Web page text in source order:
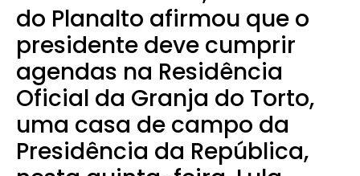
do Planalto afirmou que o
presidente deve cumprir
agendas na Residência
Oficial da Granja do Torto,
uma casa de campo da
Presidência da República,